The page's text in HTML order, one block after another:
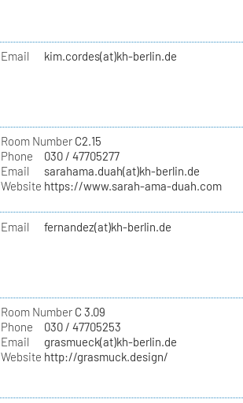
Email kim.cordes(at)kh-berlin.de
Room NumberC2.15
Phone
030 / 47705277
Email
sarahama.duah(at)kh-berlin.de
Website https://www.sarah-ama-duah.com
Email fernandez(at)kh-berlin.de
Room NumberC 3.09
Phone
030 / 47705253
Email
grasmueck(at)kh-berlin.de
Website http://grasmuck.design/